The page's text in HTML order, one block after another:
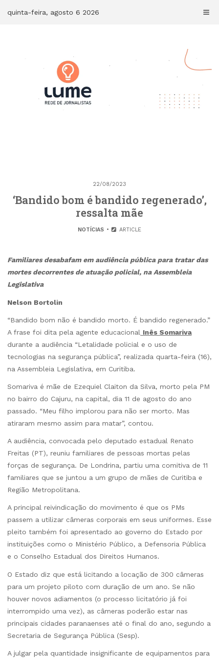
quinta-feira, agosto 6 2026
22/08/2023
‘Bandido bom é bandido regenerado’,
ressalta mãe
NOTÍCIAS ARTICLE
Familiares desabafam em audiência pública para tratar das
mortes decorrentes de atuação policial, na Assembleia
Legislativa
Nelson Bortolin
“Bandido bom não é bandido morto. É bandido regenerado.”
A frase foi dita pela agente educacional Inês Somariva
durante a audiência “Letalidade policial e o uso de
tecnologias na segurança pública”, realizada quarta-feira (16),
na Assembleia Legislativa, em Curitiba.
Somariva é mãe de Ezequiel Claiton da Silva, morto pela PM
no bairro do Cajuru, na capital, dia 11 de agosto do ano
passado. “Meu filho implorou para não ser morto. Mas
atiraram mesmo assim para matar”, contou.
A audiência, convocada pelo deputado estadual Renato
Freitas (PT), reuniu familiares de pessoas mortas pelas
forças de segurança. De Londrina, partiu uma comitiva de 11
familiares que se juntou a um grupo de mães de Curitiba e
Região Metropolitana.
A principal reivindicação do movimento é que os PMs
passem a utilizar câmeras corporais em seus uniformes. Esse
pleito também foi apresentado ao governo do Estado por
instituições como o Ministério Público, a Defensoria Pública
e o Conselho Estadual dos Direitos Humanos.
O Estado diz que está licitando a locação de 300 câmeras
para um projeto piloto com duração de um ano. Se não
houver novos adiamentos (o processo licitatório já foi
interrompido uma vez), as câmeras poderão estar nas
principais cidades paranaenses até o final do ano, segundo a
Secretaria de Segurança Pública (Sesp).
A julgar pela quantidade insignificante de equipamentos para